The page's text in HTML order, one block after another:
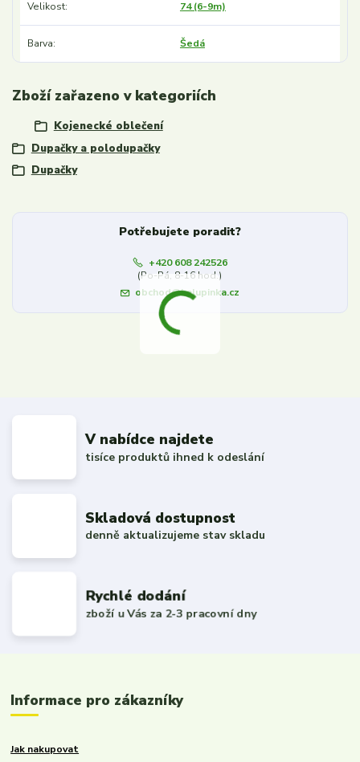
Velikost 74 (6-9m)
Barva Šedá
Zboží zařazeno v kategoriích
Kojenecké oblečení
Dupačky a polodupačky
Dupačky
Potřebujete poradit?
+420 608 242526
(Po-Pá, 8-16 hod.)
obchod@kalupinka.cz
V nabídce najdete
tisíce produktů ihned k odeslání
Skladová dostupnost
denně aktualizujeme stav skladu
Rychlé dodání
zboží u Vás za 2-3 pracovní dny
Informace pro zákazníky
Jak nakupovat